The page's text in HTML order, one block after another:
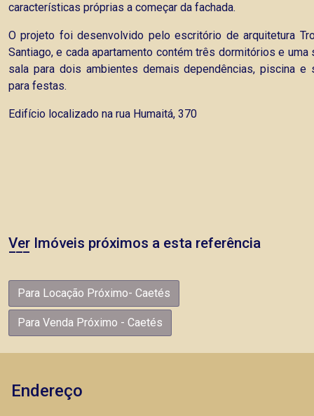
características próprias a começar da fachada.
O projeto foi desenvolvido pelo escritório de arquitetura
Santiago, e cada apartamento contém três dormitórios e uma
sala para dois ambientes demais dependências, piscina e
para festas.
Edifício localizado na rua Humaitá, 370
Ver Imóveis próximos a esta referência
Para Locação Próximo- Caetés
Para Venda Próximo - Caetés
Endereço